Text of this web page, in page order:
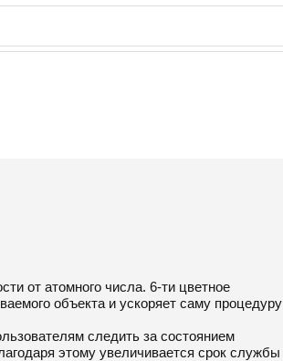
от атомного числа. 6-ти цветное
объекта и ускоряет саму процедуру
следить за состоянием
этому увеличивается срок службы